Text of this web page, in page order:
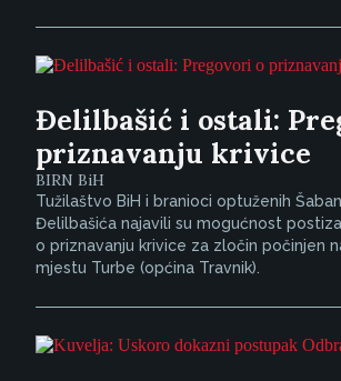
Đelilbašić i ostali:
priznavanju krivice
BIRN BiH
Tužilaštvo BiH i branioci optuženih
Đelilbašića najavili su mogućnost
o priznavanju krivice za zločin počinjen
mjestu Turbe (općina Travnik).